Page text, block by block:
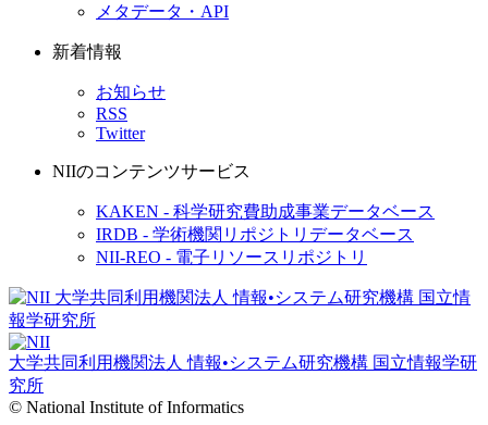
メタデータ・API
新着情報
お知らせ
RSS
Twitter
NIIのコンテンツサービス
KAKEN - 科学研究費助成事業データベース
IRDB - 学術機関リポジトリデータベース
NII-REO - 電子リソースリポジトリ
大学共同利用機関法人 情報•システム研究機構 国立情報学研
究所
© National Institute of Informatics